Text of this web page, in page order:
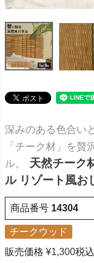
深みのある色合い
「チーク材」を贅
ル。
天然チーク
ル リゾート風お
商品番号 14304
チークウッド
販売価格 ¥1,300税込